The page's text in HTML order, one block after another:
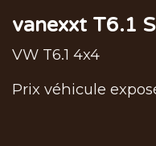
vanexxt T6.1
VW T6.1 4x4
Prix véhicule